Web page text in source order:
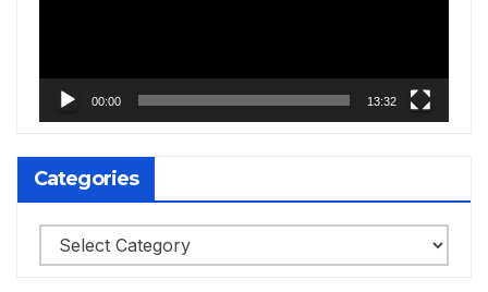
00:00 13:32
Categories
Categories